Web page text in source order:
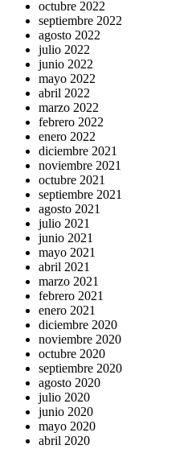
octubre 2022
septiembre 2022
agosto 2022
julio 2022
junio 2022
mayo 2022
abril 2022
marzo 2022
febrero 2022
enero 2022
diciembre 2021
noviembre 2021
octubre 2021
septiembre 2021
agosto 2021
julio 2021
junio 2021
mayo 2021
abril 2021
marzo 2021
febrero 2021
enero 2021
diciembre 2020
noviembre 2020
octubre 2020
septiembre 2020
agosto 2020
julio 2020
junio 2020
mayo 2020
abril 2020